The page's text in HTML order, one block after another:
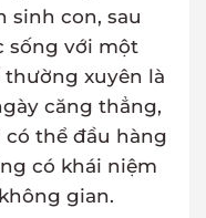
sinh con, sau
sống với một
xuyên là
căng thẳng,
thể đầu hàng
có khái niệm
gian.